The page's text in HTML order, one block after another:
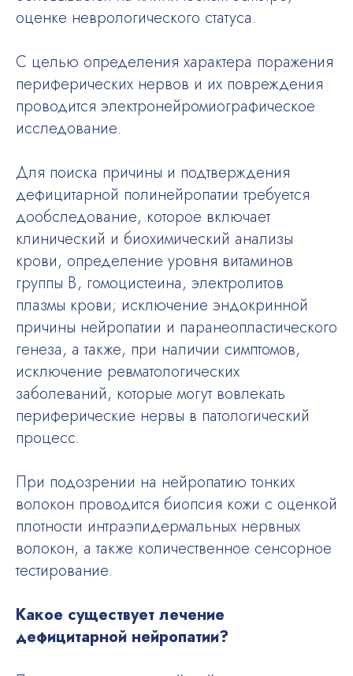
оценке неврологического статуса.
С целью определения характера поражения
периферических нервов и их повреждения
проводится электронейромиографическое
исследование.
Для поиска причины и подтверждения
дефицитарной полинейропатии требуется
дообследование, которое включает
клинический и биохимический анализы
крови, определение уровня витаминов
группы В, гомоцистеина, электролитов
плазмы крови; исключение эндокринной
причины нейропатии и паранеопластического
генеза, а также, при наличии симптомов,
исключение ревматологических
заболеваний, которые могут вовлекать
периферические нервы в патологический
процесс.
При подозрении на нейропатию тонких
волокон проводится биопсия кожи с оценкой
плотности интраэпидермальных нервных
волокон, а также количественное сенсорное
тестирование.
Какое существует лечение
дефицитарной нейропатии?